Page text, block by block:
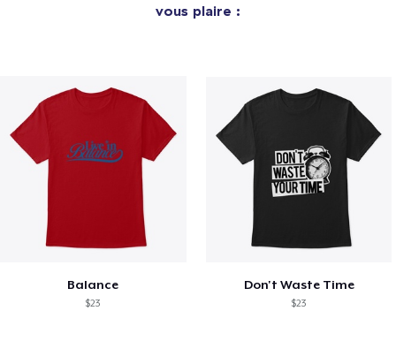
vous plaire :
Balance
$23
Don't Waste Time
$23